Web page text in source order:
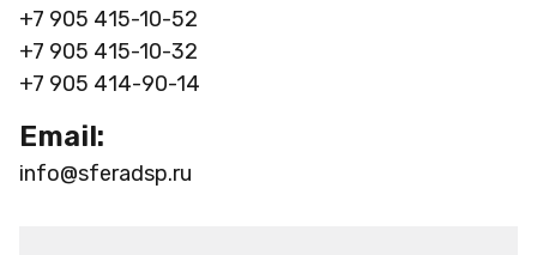
+7 905 415-10-52
+7 905 415-10-32
+7 905 414-90-14
Email:
info@sferadsp.ru